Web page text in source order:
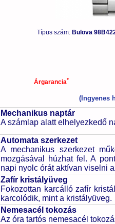
Típus szám: Bulova
Árgarancia*
(Ingyenes
Mechanikus naptár
A számlap alatt elhelyezkedő
Automata szerkezet
A mechanikus szerkezet
mozgásával húzhat fel. A
napi nyolc órát aktívan viselni
Zafír kristályüveg
Fokozottan karcálló zafír
karcolódik, mint a kristályüveg.
Nemesacél tokozás
Az óra tartós nemesacél